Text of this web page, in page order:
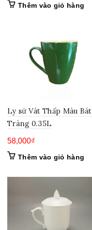
Thêm vào giỏ hàng
Ly sứ Vát Thấp Màu Bát
Tràng 0.35L
58,000₫
Thêm vào giỏ hàng